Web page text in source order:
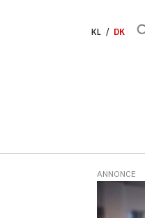
KL DK
ANNONCE